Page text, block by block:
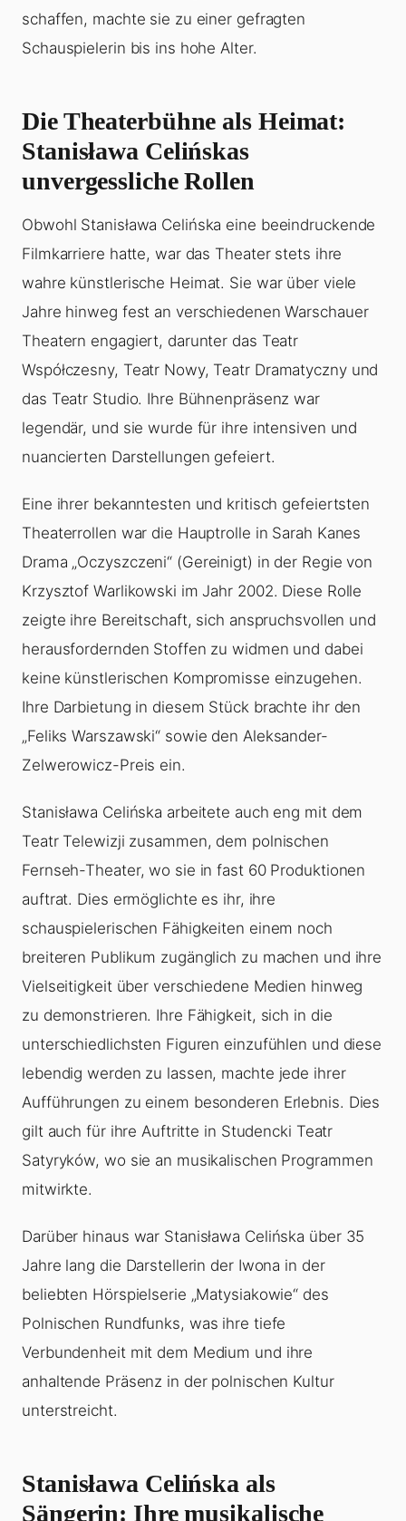
schaffen, machte sie zu einer gefragten
Schauspielerin bis ins hohe Alter.
Die Theaterbühne als Heimat:
Stanisława Celińskas
unvergessliche Rollen
Obwohl Stanisława Celińska eine beeindruckende
Filmkarriere hatte, war das Theater stets ihre
wahre künstlerische Heimat. Sie war über viele
Jahre hinweg fest an verschiedenen Warschauer
Theatern engagiert, darunter das Teatr
Współczesny, Teatr Nowy, Teatr Dramatyczny und
das Teatr Studio. Ihre Bühnenpräsenz war
legendär, und sie wurde für ihre intensiven und
nuancierten Darstellungen gefeiert.
Eine ihrer bekanntesten und kritisch gefeiertsten
Theaterrollen war die Hauptrolle in Sarah Kanes
Drama „Oczyszczeni“ (Gereinigt) in der Regie von
Krzysztof Warlikowski im Jahr 2002. Diese Rolle
zeigte ihre Bereitschaft, sich anspruchsvollen und
herausfordernden Stoffen zu widmen und dabei
keine künstlerischen Kompromisse einzugehen.
Ihre Darbietung in diesem Stück brachte ihr den
„Feliks Warszawski“ sowie den Aleksander-
Zelwerowicz-Preis ein.
Stanisława Celińska arbeitete auch eng mit dem
Teatr Telewizji zusammen, dem polnischen
Fernseh-Theater, wo sie in fast 60 Produktionen
auftrat. Dies ermöglichte es ihr, ihre
schauspielerischen Fähigkeiten einem noch
breiteren Publikum zugänglich zu machen und ihre
Vielseitigkeit über verschiedene Medien hinweg
zu demonstrieren. Ihre Fähigkeit, sich in die
unterschiedlichsten Figuren einzufühlen und diese
lebendig werden zu lassen, machte jede ihrer
Aufführungen zu einem besonderen Erlebnis. Dies
gilt auch für ihre Auftritte in Studencki Teatr
Satyryków, wo sie an musikalischen Programmen
mitwirkte.
Darüber hinaus war Stanisława Celińska über 35
Jahre lang die Darstellerin der Iwona in der
beliebten Hörspielserie „Matysiakowie“ des
Polnischen Rundfunks, was ihre tiefe
Verbundenheit mit dem Medium und ihre
anhaltende Präsenz in der polnischen Kultur
unterstreicht.
Stanisława Celińska als
Sängerin: Ihre musikalische